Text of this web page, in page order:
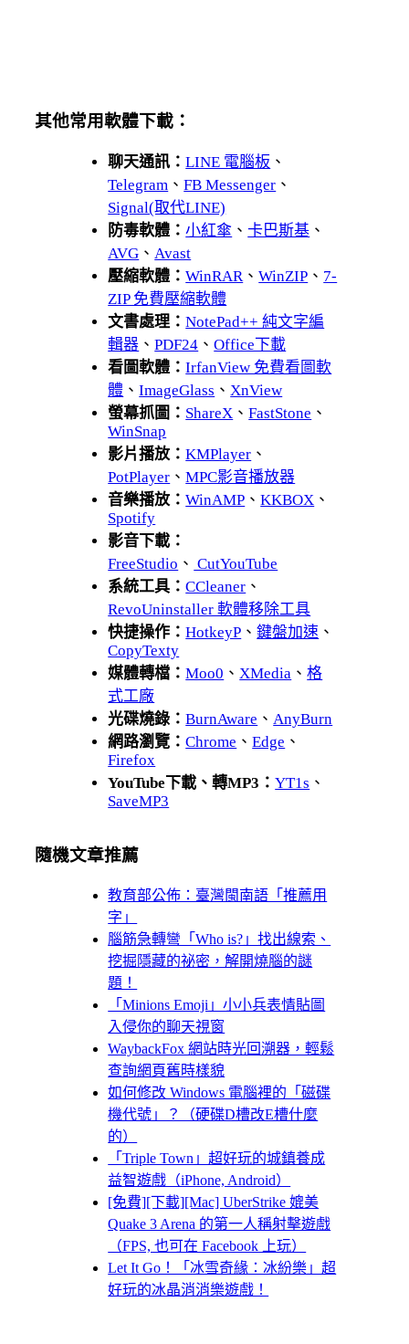
其他常用軟體下載：
聊天通訊：LINE 電腦板 、
Telegram 、FB Messenger 、
Signal(取代LINE)
防毒軟體：小紅傘 、卡巴斯基 、
AVG 、 Avast
壓縮軟體：WinRAR 、WinZIP 、 7-
ZIP 免費壓縮軟體
文書處理：NotePad++ 純文字編
輯器 、PDF24 、Office下載
看圖軟體：IrfanView 免費看圖軟
體 、ImageGlass 、 XnView
螢幕抓圖： ShareX 、FastStone 、
WinSnap
影片播放：KMPlayer 、
PotPlayer 、MPC影音播放器
音樂播放：WinAMP 、KKBOX 、
Spotify
影音下載：
FreeStudio 、 CutYouTube
系統工具：CCleaner 、
RevoUninstaller 軟體移除工具
快捷操作：HotkeyP 、鍵盤加速 、
CopyTexty
媒體轉檔：Moo0 、 XMedia 、格
式工廠
光碟燒錄：BurnAware 、 AnyBurn
網路瀏覽：Chrome 、Edge 、
Firefox
YouTube下載、轉MP3：YT1s 、
SaveMP3
隨機文章推薦
教育部公佈：臺灣閩南語「推薦用
字」
腦筋急轉彎「Who is?」找出線索、
挖掘隱藏的祕密，解開燒腦的謎
題！
「Minions Emoji」小小兵表情貼圖
入侵你的聊天視窗
WaybackFox 網站時光回溯器，輕鬆
查詢網頁舊時樣貌
如何修改 Windows 電腦裡的「磁碟
機代號」？（硬碟D槽改E槽什麼
的）
「Triple Town」超好玩的城鎮養成
益智遊戲（iPhone, Android）
[免費][下載][Mac] UberStrike 媲美
Quake 3 Arena 的第一人稱射擊遊戲
（FPS, 也可在 Facebook 上玩）
Let It Go！「冰雪奇緣：冰紛樂」超
好玩的冰晶消消樂遊戲！